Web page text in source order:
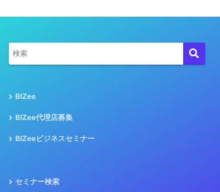
BIZee
BIZee代理店募集
BIZeeビジネスセミナー
セミナー検索